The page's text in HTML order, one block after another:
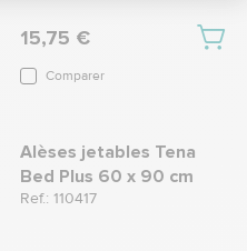
15,75 €
Comparer
Alèses jetables Tena
Bed Plus 60 x 90 cm
Ref.: 110417